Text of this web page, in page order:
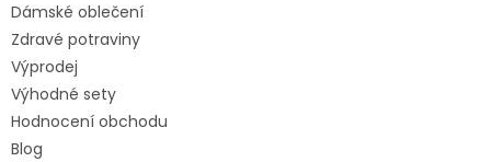
Dámské oblečení
Zdravé potraviny
Výprodej
Výhodné sety
Hodnocení obchodu
Blog